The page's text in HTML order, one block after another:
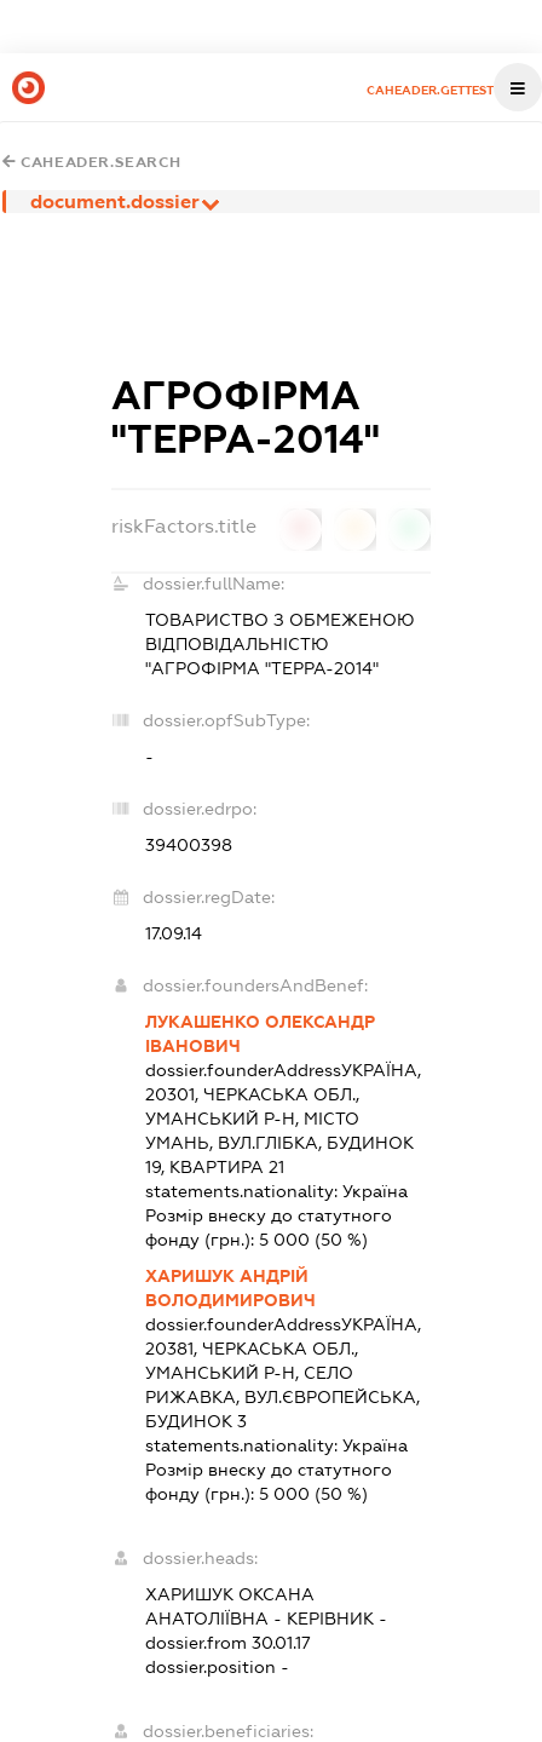
CAHEADER.GETTEST
CAHEADER.SEARCH
document.dossier
АГРОФІРМА
"ТЕРРА-2014"
riskFactors.title
dossier.fullName:
ТОВАРИСТВО З ОБМЕЖЕНОЮ
ВІДПОВІДАЛЬНІСТЮ
"АГРОФІРМА "ТЕРРА-2014"
dossier.opfSubType:
-
dossier.edrpo:
39400398
dossier.regDate:
17.09.14
dossier.foundersAndBenef:
ЛУКАШЕНКО ОЛЕКСАНДР
ІВАНОВИЧ
dossier.founderAddressУКРАЇНА,
20301, ЧЕРКАСЬКА ОБЛ.,
УМАНСЬКИЙ Р-Н, МІСТО
УМАНЬ, ВУЛ.ГЛІБКА, БУДИНОК
19, КВАРТИРА 21
statements.nationality: Україна
Розмір внеску до статутного
фонду (грн.): 5 000 (50 %)
ХАРИШУК АНДРІЙ
ВОЛОДИМИРОВИЧ
dossier.founderAddressУКРАЇНА,
20381, ЧЕРКАСЬКА ОБЛ.,
УМАНСЬКИЙ Р-Н, СЕЛО
РИЖАВКА, ВУЛ.ЄВРОПЕЙСЬКА,
БУДИНОК 3
statements.nationality: Україна
Розмір внеску до статутного
фонду (грн.): 5 000 (50 %)
dossier.heads:
ХАРИШУК ОКСАНА
АНАТОЛІЇВНА - КЕРІВНИК -
dossier.from 30.01.17
dossier.position -
dossier.beneficiaries: